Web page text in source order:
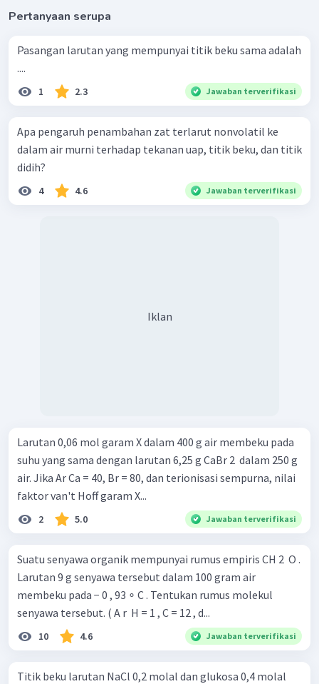
Pertanyaan serupa
Pasangan larutan yang mempunyai titik beku sama adalah
....
1 2.3 Jawaban terverifikasi
Apa pengaruh penambahan zat terlarut nonvolatil ke
dalam air murni terhadap tekanan uap, titik beku, dan titik
didih?
4 4.6 Jawaban terverifikasi
Iklan
Larutan 0,06 mol garam X dalam 400 g air membeku pada
suhu yang sama dengan larutan 6,25 g CaBr 2 ​ dalam 250 g
air. Jika Ar Ca = 40, Br = 80, dan terionisasi sempurna, nilai
faktor van't Hoff garam X...
2 5.0 Jawaban terverifikasi
Suatu senyawa organik mempunyai rumus empiris CH 2 ​ O .
Larutan 9 g senyawa tersebut dalam 100 gram air
membeku pada − 0 , 93 ∘ C . Tentukan rumus molekul
senyawa tersebut. ( A r ​ H = 1 , C = 12 , d...
10 4.6 Jawaban terverifikasi
Titik beku larutan NaCl 0,2 molal dan glukosa 0,4 molal